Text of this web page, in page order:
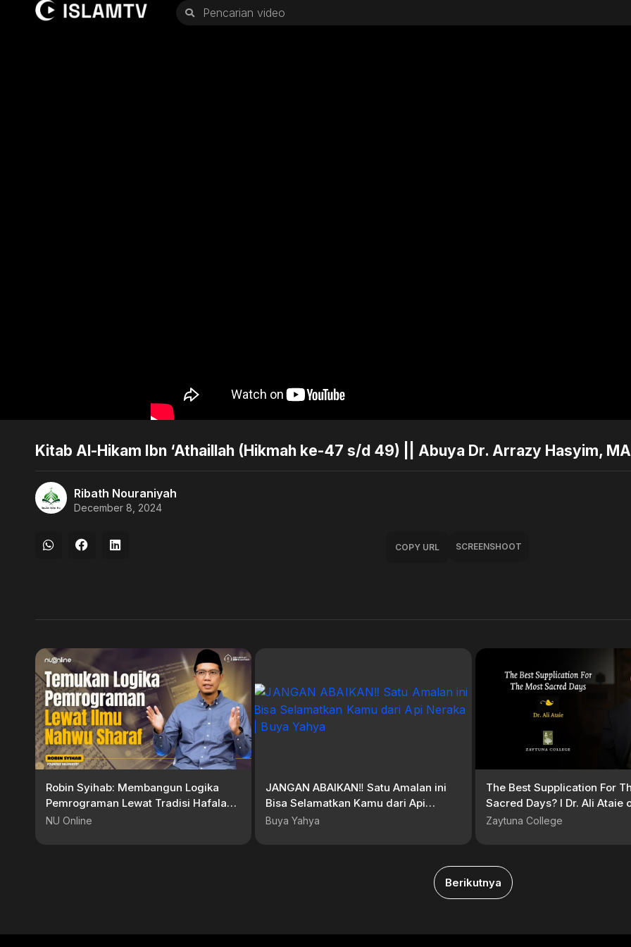
Kitab Al-Hikam Ibn ‘Athaillah (Hikmah ke-47 s/d 49) || Abuya Dr. Arrazy Hasyim,
Ribath Nouraniyah
December 8, 2024
COPY URL SCREENSHOOT
Robin Syihab: Membangun Logika
Pemrograman Lewat Tradisi Hafalan
Pesantren
NU Online
JANGAN ABAIKAN‼️ Satu Amalan ini
Bisa Selamatkan Kamu dari Api
Neraka | Buya Yahya
Buya Yahya
The Best Supplication For
Sacred Days? I Dr. Ali Ataie
the Most of Dhu’l Hijjah
Zaytuna College
Berikutnya